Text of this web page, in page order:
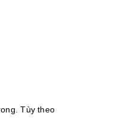
Tùy theo